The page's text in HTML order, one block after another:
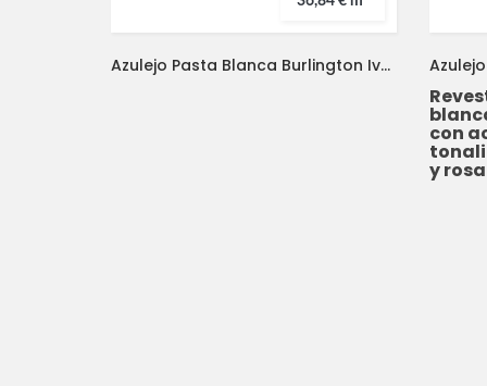
Azulejo Pasta Blanca Burlington Ivory 30x90 APE
con
y rosa